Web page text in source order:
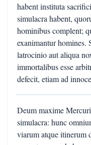
habent instituta
simulacra habent,
hominibus complent;
exanimantur
latrocinio aut aliqua
immortalibus esse
defecit, etiam ad
Deum maxime
simulacra: hunc
viarum atque itinerum